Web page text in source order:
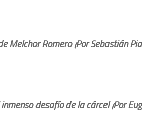
Melchor Romero (Por Sebastián
desafío de la cárcel (Por